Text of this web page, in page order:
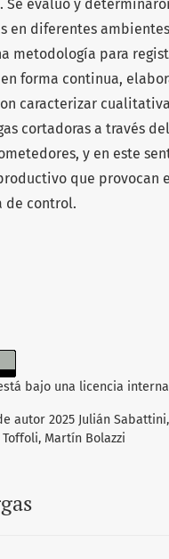
Se evaluó y
en diferentes
metodología para
en forma continua,
caracterizar
cortadoras a través
y en este
que provocan
de control.
bajo una licencia
autor 2025 Julián
Martín Bolazzi